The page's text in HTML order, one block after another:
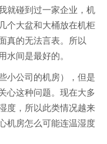
就碰到过一家企业，机
个大盆和大桶放在机柜
真的无法言表。所以
水间是最好的。
小公司的机房），但是
心这种问题。现在大多
度，所以此类情况越来
机房怎么可能连温湿度